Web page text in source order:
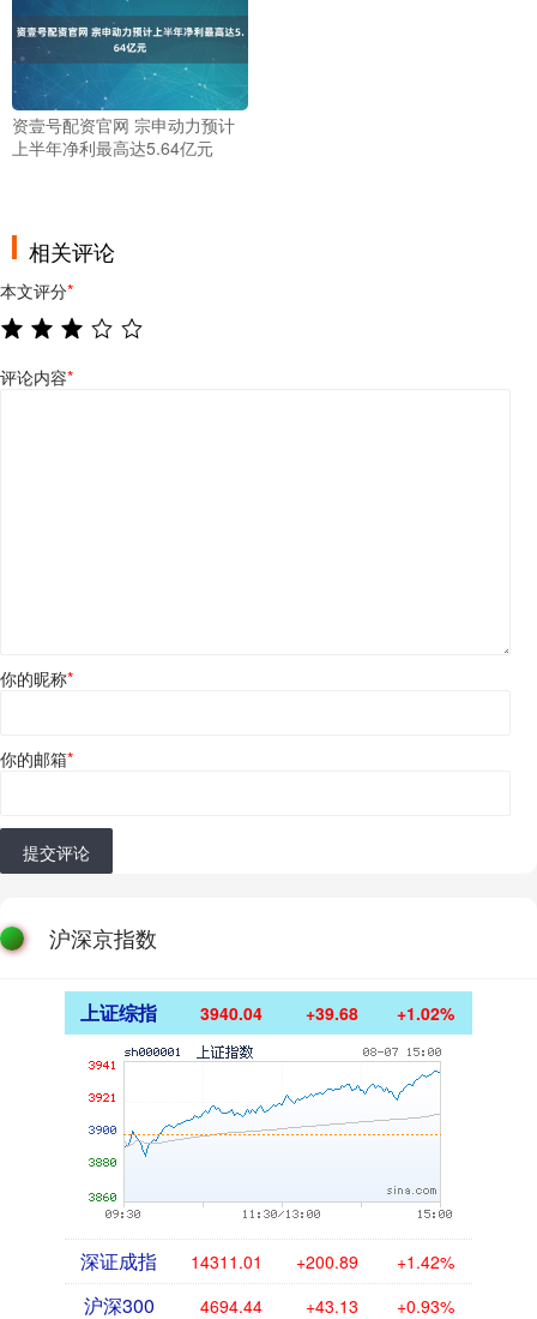
资壹号配资官网 宗申动力预计
上半年净利最高达5.64亿元
相关评论
本文评分*
评论内容*
你的昵称*
你的邮箱*
提交评论
沪深京指数
上证综指 3940.04 +39.68 +1.02%
深证成指 14311.01 +200.89 +1.42%
沪深300 4694.44 +43.13 +0.93%